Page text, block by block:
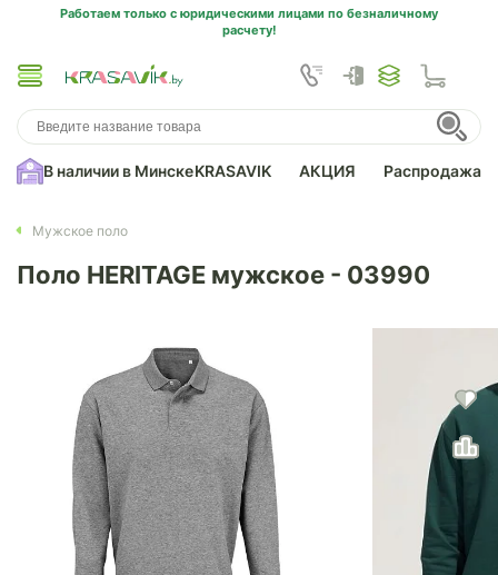
Работаем только с юридическими лицами по безналичному
расчету!
В наличии в МинскеKRASAVIK АКЦИЯ Распродажа
Мужское поло
Поло HERITAGE мужское - 03990